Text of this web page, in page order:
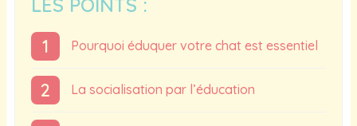
Pourquoi éduquer votre chat est essentiel
La socialisation par l’éducation